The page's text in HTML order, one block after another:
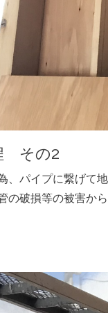
その2
、パイプに繋げて
の破損等の被害か